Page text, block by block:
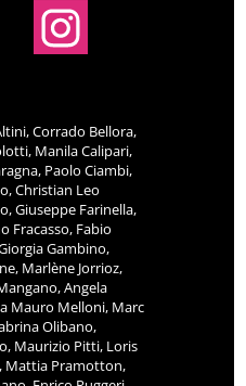
Corrado Bellora,
Manila Calipari,
Paolo Ciambi,
Christian Leo
Giuseppe Farinella,
Fracasso, Fabio
Gambino,
Marlène Jorrioz,
Angela
Mauro Melloni, Marc
Olibano,
Maurizio Pitti, Loris
Mattia Pramotton,